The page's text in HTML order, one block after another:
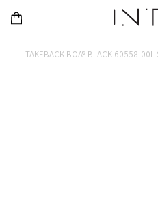
TAKEBACK BOA® BLACK 60558-00L